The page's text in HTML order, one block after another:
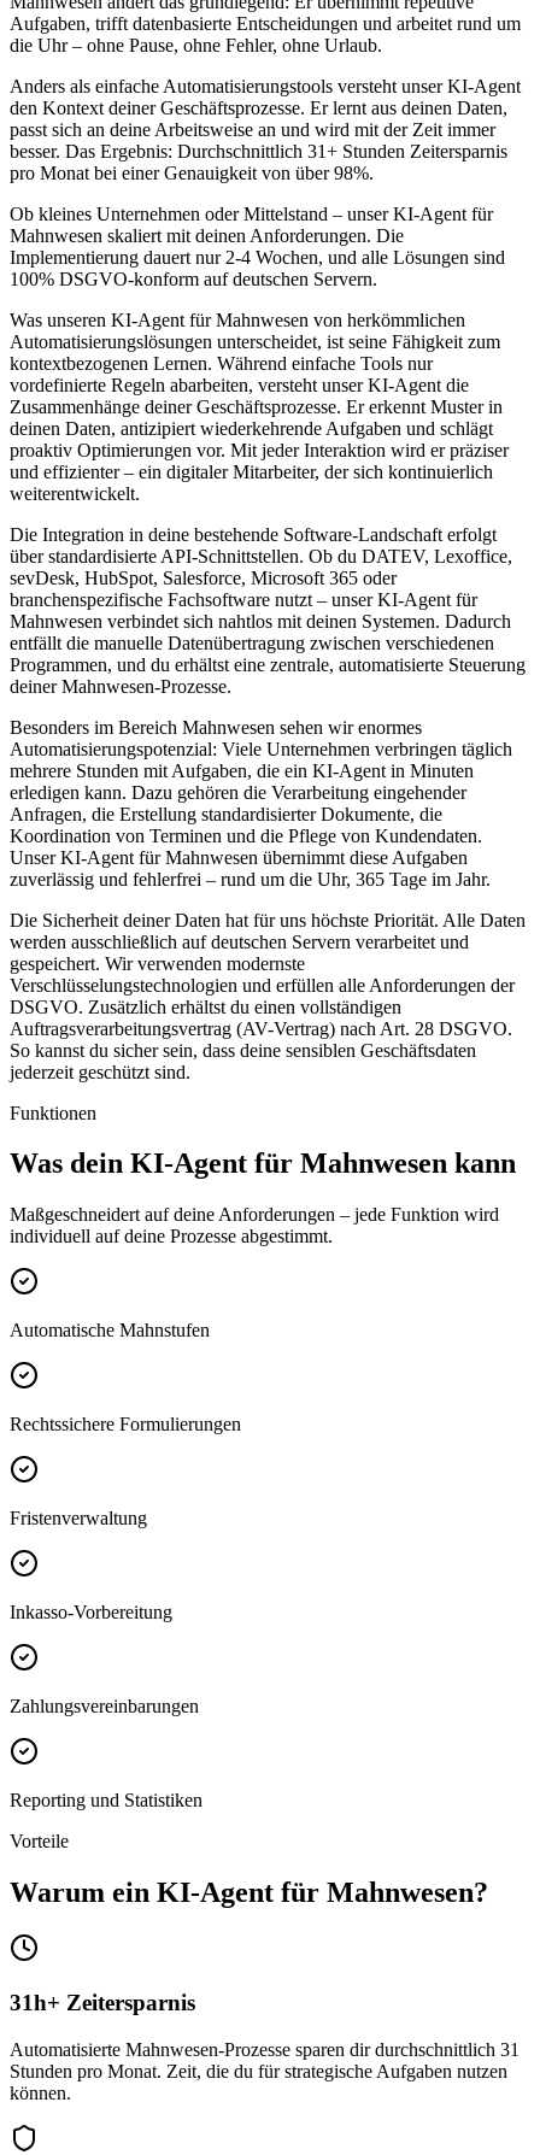
Aufgaben, trifft datenbasierte Entscheidungen und arbeitet rund um
die Uhr – ohne Pause, ohne Fehler, ohne Urlaub.
Anders als einfache Automatisierungstools versteht unser KI-Agent
den Kontext deiner Geschäftsprozesse. Er lernt aus deinen Daten,
passt sich an deine Arbeitsweise an und wird mit der Zeit immer
besser. Das Ergebnis: Durchschnittlich 31+ Stunden Zeitersparnis
pro Monat bei einer Genauigkeit von über 98%.
Ob kleines Unternehmen oder Mittelstand – unserKI-Agent für
Mahnwesen skaliert mit deinen Anforderungen. Die
Implementierung dauert nur 2-4 Wochen, und alle Lösungen sind
100% DSGVO-konform auf deutschen Servern.
Was unseren KI-Agent für Mahnwesen von herkömmlichen
Automatisierungslösungen unterscheidet, ist seine Fähigkeit zum
kontextbezogenen Lernen. Während einfache Tools nur
vordefinierte Regeln abarbeiten, versteht unser KI-Agent die
Zusammenhänge deiner Geschäftsprozesse. Er erkennt Muster in
deinen Daten, antizipiert wiederkehrende Aufgaben und schlägt
proaktiv Optimierungen vor. Mit jeder Interaktion wird er präziser
und effizienter – ein digitaler Mitarbeiter, der sich kontinuierlich
weiterentwickelt.
Die Integration in deine bestehende Software-Landschaft erfolgt
über standardisierte API-Schnittstellen. Ob du DATEV, Lexoffice,
sevDesk, HubSpot, Salesforce, Microsoft 365 oder
branchenspezifische Fachsoftware nutzt – unserKI-Agent für
Mahnwesen verbindet sich nahtlos mit deinen Systemen. Dadurch
entfällt die manuelle Datenübertragung zwischen verschiedenen
Programmen, und du erhältst eine zentrale, automatisierte Steuerung
deinerMahnwesen-Prozesse.
Besonders im Bereich Mahnwesen sehen wir enormes
Automatisierungspotenzial: Viele Unternehmen verbringen täglich
mehrere Stunden mit Aufgaben, die ein KI-Agent in Minuten
erledigen kann. Dazu gehören die Verarbeitung eingehender
Anfragen, die Erstellung standardisierter Dokumente, die
Koordination von Terminen und die Pflege von Kundendaten.
UnserKI-Agent für Mahnwesen übernimmt diese Aufgaben
zuverlässig und fehlerfrei – rund um die Uhr, 365 Tage im Jahr.
Die Sicherheit deiner Daten hat für uns höchste Priorität. Alle Daten
werden ausschließlich auf deutschen Servern verarbeitet und
gespeichert. Wir verwenden modernste
Verschlüsselungstechnologien und erfüllen alle Anforderungen der
DSGVO. Zusätzlich erhältst du einen vollständigen
Auftragsverarbeitungsvertrag (AV-Vertrag) nach Art. 28 DSGVO.
So kannst du sicher sein, dass deine sensiblen Geschäftsdaten
jederzeit geschützt sind.
Funktionen
Was dein KI-Agent für Mahnwesen kann
Maßgeschneidert auf deine Anforderungen – jede Funktion wird
individuell auf deine Prozesse abgestimmt.
Automatische Mahnstufen
Rechtssichere Formulierungen
Fristenverwaltung
Inkasso-Vorbereitung
Zahlungsvereinbarungen
Reporting und Statistiken
Vorteile
Warum ein KI-Agent für Mahnwesen?
31h+ Zeitersparnis
Automatisierte Mahnwesen-Prozesse sparen dir durchschnittlich 31
Stunden pro Monat. Zeit, die du für strategische Aufgaben nutzen
können.